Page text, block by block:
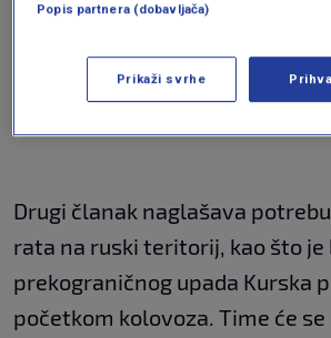
"Mi smo demokratska nacija
da može zaštititi naš zajednički
Rat na ruskom
Drugi članak naglašava
rata na ruski teritorij, kao što je
prekograničnog upada Kurska
početkom kolovoza. Time će
Popis partnera (dobavljača)
Prikaži svrhe